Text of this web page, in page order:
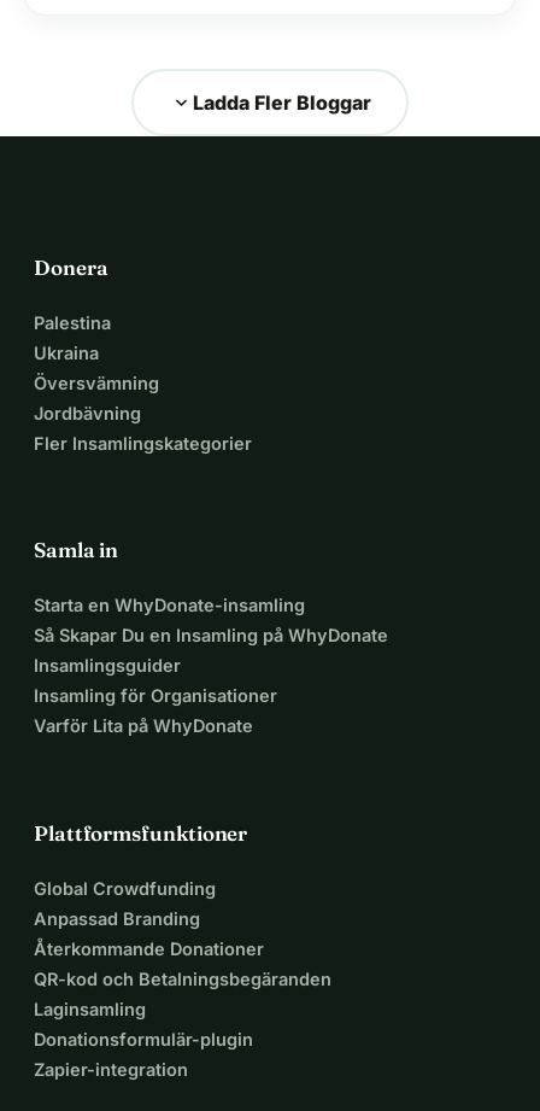
expand_more Ladda Fler Bloggar
Donera
Palestina
Ukraina
Översvämning
Jordbävning
Fler Insamlingskategorier
Samla in
Starta en WhyDonate-insamling
Så Skapar Du en Insamling på WhyDonate
Insamlingsguider
Insamling för Organisationer
Varför Lita på WhyDonate
Plattformsfunktioner
Global Crowdfunding
Anpassad Branding
Återkommande Donationer
QR-kod och Betalningsbegäranden
Laginsamling
Donationsformulär-plugin
Zapier-integration